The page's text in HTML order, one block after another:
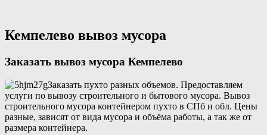
содержимому
Кемпелево вывоз мусора
Заказать вывоз мусора Кемпелево
Заказать пухто разных объемов. Предоставляем
услуги по вывозу строительного и бытового мусора. Вывоз
строительного мусора контейнером пухто в СПб и обл. Цены
разные, зависят от вида мусора и объёма работы, а так же от
размера контейнера.